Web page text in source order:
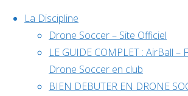
Skip to content
La Discipline
Drone Soccer – Site Officiel
LE GUIDE COMPLET : AirBall –
Drone Soccer en club
BIEN DEBUTER EN DRONE